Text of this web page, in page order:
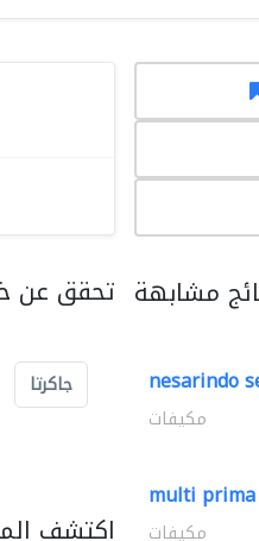
تحقق عن
جاكرتا
اكتشف
مشابهة
nesarindo
مكيفات
multi prima
مكيفات